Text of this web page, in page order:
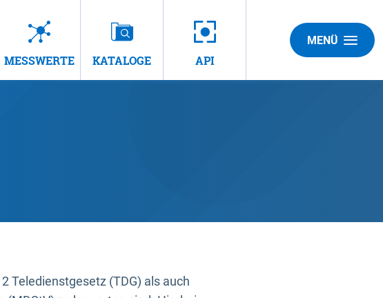
MESSWERTE KATALOGE API
MENÜ
Teledienstgesetz (TDG) als auch